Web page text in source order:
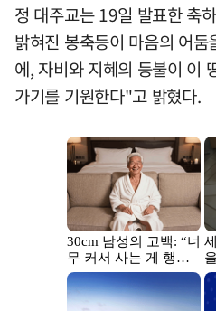
정 대주교는 19일 발표한 축
밝혀진 봉축등이 마음의 어
에, 자비와 지혜의 등불이 이
가기를 기원한다"고 밝혔다.